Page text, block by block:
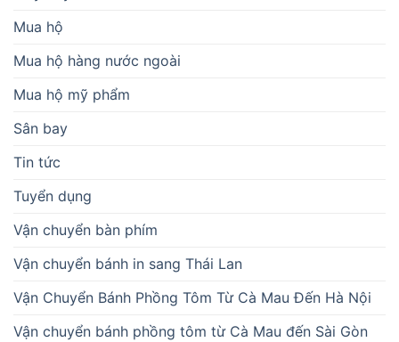
Mua hộ
Mua hộ hàng nước ngoài
Mua hộ mỹ phẩm
Sân bay
Tin tức
Tuyển dụng
Vận chuyển bàn phím
Vận chuyển bánh in sang Thái Lan
Vận Chuyển Bánh Phồng Tôm Từ Cà Mau Đến Hà Nội
Vận chuyển bánh phồng tôm từ Cà Mau đến Sài Gòn